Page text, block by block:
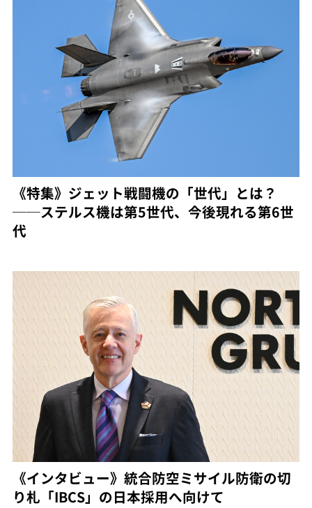
《特集》ジェット戦闘機の「世代」とは？
──ステルス機は第5世代、今後現れる第6世
代
《インタビュー》統合防空ミサイル防衛の切
り札「IBCS」の日本採用へ向けて